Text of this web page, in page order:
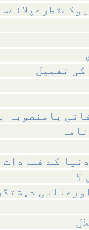
کی تفصیل
یامنصوبہ
؟